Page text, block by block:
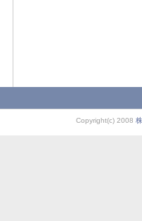
Copyright(c) 2008